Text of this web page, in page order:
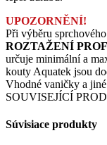
UPOZORNĚNÍ!
Při výběru
ROZTAŽENÍ
určuje minimální a
kouty Aquatek jsou
Vhodné vaničky a
SOUVISEJÍCÍ
Súvisiace produkty